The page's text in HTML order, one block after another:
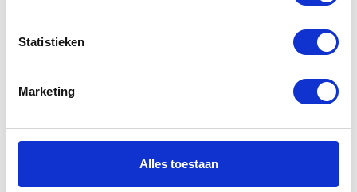
Statistieken
Marketing
Alles toestaan
Pants Ladies
249,90
Oorspronkelijke
Huidige
Esquad Cargo
€209,95
€159,95